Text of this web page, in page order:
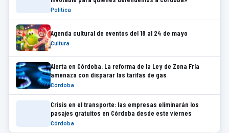
Política
Agenda cultural de eventos del 18 al 24 de mayo
Cultura
Alerta en Córdoba: La reforma de la Ley de Zona Fría
amenaza con disparar las tarifas de gas
Córdoba
Crisis en el transporte: las empresas eliminarán los
pasajes gratuitos en Córdoba desde este viernes
Córdoba